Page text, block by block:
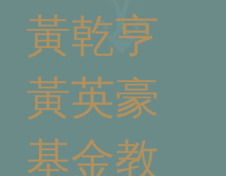
黃乾亨
黃英豪
基金教